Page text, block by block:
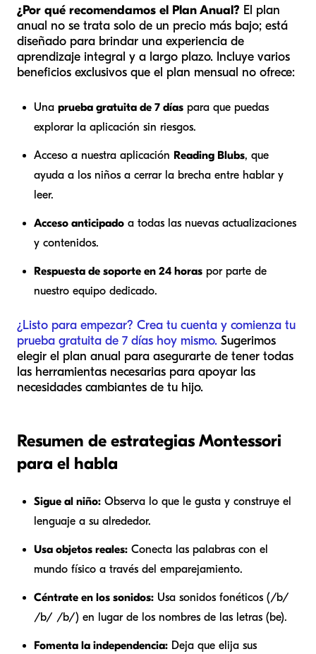
¿Por qué recomendamos el Plan Anual? El plan
anual no se trata solo de un precio más bajo; está
diseñado para brindar una experiencia de
aprendizaje integral y a largo plazo. Incluye varios
beneficios exclusivos que el plan mensual no ofrece:
Una prueba gratuita de 7 días para que puedas
explorar la aplicación sin riesgos.
Acceso a nuestra aplicación Reading Blubs, que
ayuda a los niños a cerrar la brecha entre hablar y
leer.
Acceso anticipado a todas las nuevas actualizaciones
y contenidos.
Respuesta de soporte en 24 horas por parte de
nuestro equipo dedicado.
¿Listo para empezar? Crea tu cuenta y comienza tu
prueba gratuita de 7 días hoy mismo. Sugerimos
elegir el plan anual para asegurarte de tener todas
las herramientas necesarias para apoyar las
necesidades cambiantes de tu hijo.
Resumen de estrategias Montessori
para el habla
Sigue al niño: Observa lo que le gusta y construye el
lenguaje a su alrededor.
Usa objetos reales: Conecta las palabras con el
mundo físico a través del emparejamiento.
Céntrate en los sonidos: Usa sonidos fonéticos (/b/
/b/ /b/) en lugar de los nombres de las letras (be).
Fomenta la independencia: Deja que elija sus